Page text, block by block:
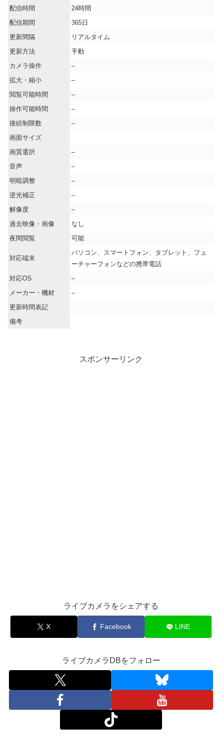
配信時間
24時間
配信期間
365日
更新間隔
リアルタイム
更新方法
手動
カメラ操作
–
拡大・縮小
–
閲覧可能時間
–
操作可能時間
–
接続制限数
–
画面サイズ
画質選択
–
音声
–
明暗調整
–
逆光補正
–
解像度
–
過去映像・画像
なし
夜間閲覧
可能
対応端末
パソコン、スマートフォン、タブレット、フュ
ーチャーフォンなどの携帯電話
対応OS
–
メーカー・機材
–
更新時間表記
備考
スポンサーリンク
ライブカメラをシェアする
X Facebook LINE
ライブカメラDBをフォロー